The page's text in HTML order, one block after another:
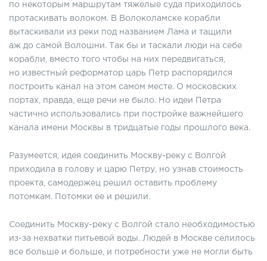
по некоторым маршрутам тяжелые суда приходилось
протаскивать волоком. В Волоколамске корабли
вытаскивали из реки под названием Лама и тащили
аж до самой Волошни. Так бы и таскали люди на себе
корабли, вместо того чтобы на них передвигаться,
но известный реформатор царь Петр распорядился
построить канал на этом самом месте. О московских
портах, правда, еще речи не было. Но идеи Петра
частично использовались при постройке важнейшего
канала имени Москвы в тридцатые годы прошлого века.
Разумеется, идея соединить Москву-реку с Волгой
приходила в голову и царю Петру, но узнав стоимость
проекта, самодержец решил оставить проблему
потомкам. Потомки ее и решили.
Соединить Москву-реку с Волгой стало необходимостью
из-за нехватки питьевой воды. Людей в Москве селилось
все больше и больше, и потребности уже не могли быть